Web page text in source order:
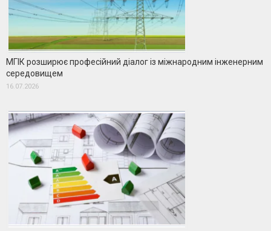
МГІК розширює професійний діалог із міжнародним інженерним
середовищем
16.07.2026